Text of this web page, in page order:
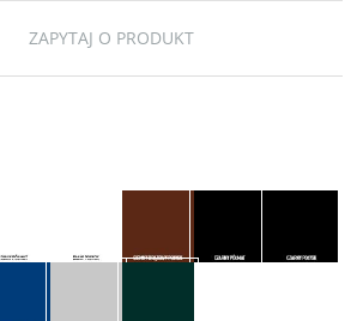
ZAPYTAJ O PRODUKT